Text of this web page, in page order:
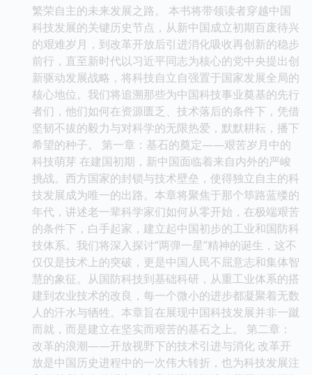
繁荣自主的未来发展之路。 本书将带领读者穿越中国
科技发展的关键历史节点，从新中国成立初期百废待兴
的艰难岁月，到改革开放后引进消化吸收再创新的稳步
前行，直至新时代以习近平同志为核心的党中央提出创
新驱动发展战略，将科技自立自强置于国家发展全局的
核心地位。我们将追溯那些为中国科技事业奠基的先行
者们，他们如何在资源匮乏、技术落后的条件下，凭借
坚韧不拔的毅力与对科学的无限热爱，默默耕耘，播下
希望的种子。 第一章：基石的奠定——艰苦岁月中的
科技萌芽 在建国初期，新中国面临着来自内外的严峻
挑战。西方国家的封锁与技术壁垒，使得独立自主的科
技发展成为唯一的出路。本章将聚焦于那个筚路蓝缕的
年代，讲述老一辈科学家们如何从零开始，在极端艰苦
的条件下，白手起家，建立起中国初步的工业和国防科
技体系。我们将深入探讨“两弹一星”精神的诞生，这不
仅仅是技术上的突破，更是中国人民不屈意志和集体智
慧的象征。从国防科技到基础科研，从重工业体系的搭
建到农业技术的改良，每一个微小的进步都凝聚着无数
人的汗水与牺牲。本章旨在展现中国科技发展并非一蹴
而就，而是建立在坚实而艰苦的基石之上。 第二章：
改革的浪潮——开放视野下的技术引进与消化 改革开
放是中国历史进程中的一次伟大转折，也为科技发展注